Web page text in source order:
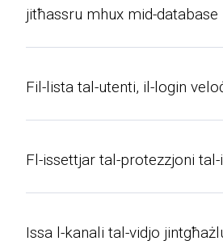
jitħassru mhux mid-
Fil-lista tal-utenti, il-login
Fl-issettjar tal-protezzjoni
Issa l-kanali tal-vidjo